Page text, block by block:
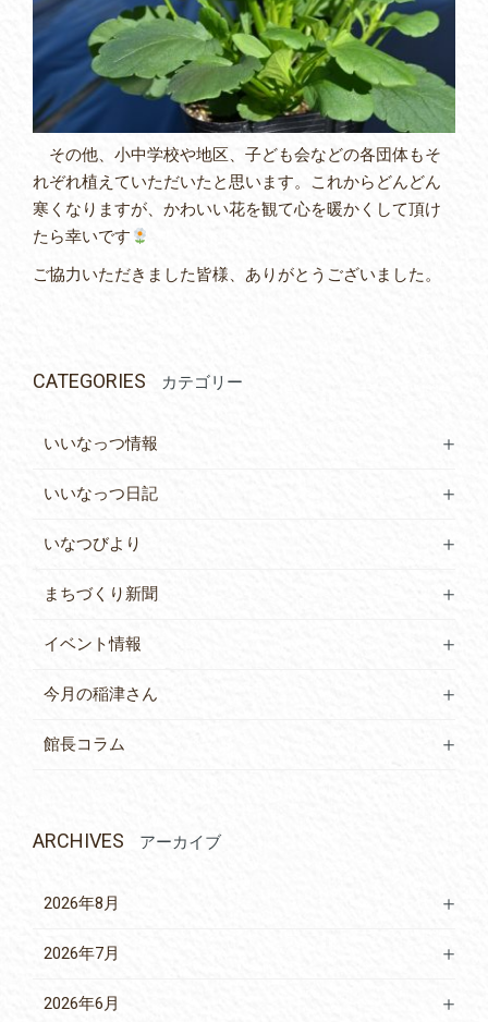
その他、小中学校や地区、子ども会などの各団体もそ
れぞれ植えていただいたと思います。これからどんどん
寒くなりますが、かわいい花を観て心を暖かくして頂け
たら幸いです
ご協力いただきました皆様、ありがとうございました。
CATEGORIES カテゴリー
いいなっつ情報
いいなっつ日記
いなつびより
まちづくり新聞
イベント情報
今月の稲津さん
館長コラム
ARCHIVES アーカイブ
2026年8月
2026年7月
2026年6月